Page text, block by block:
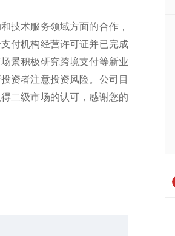
技术服务领域方面的合作，
付机构经营许可证并已完成
景积极研究跨境支付等新业
资者注意投资风险。公司目
二级市场的认可，感谢您的